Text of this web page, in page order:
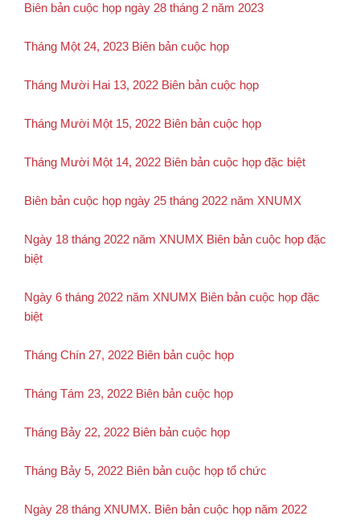
Biên bản cuộc họp ngày 28 tháng 2 năm 2023
Tháng Một 24, 2023 Biên bản cuộc họp
Tháng Mười Hai 13, 2022 Biên bản cuộc họp
Tháng Mười Một 15, 2022 Biên bản cuộc họp
Tháng Mười Một 14, 2022 Biên bản cuộc họp đặc biệt
Biên bản cuộc họp ngày 25 tháng 2022 năm XNUMX
Ngày 18 tháng 2022 năm XNUMX Biên bản cuộc họp đặc
biệt
Ngày 6 tháng 2022 năm XNUMX Biên bản cuộc họp đặc
biệt
Tháng Chín 27, 2022 Biên bản cuộc họp
Tháng Tám 23, 2022 Biên bản cuộc họp
Tháng Bảy 22, 2022 Biên bản cuộc họp
Tháng Bảy 5, 2022 Biên bản cuộc họp tổ chức
Ngày 28 tháng XNUMX. Biên bản cuộc họp năm 2022